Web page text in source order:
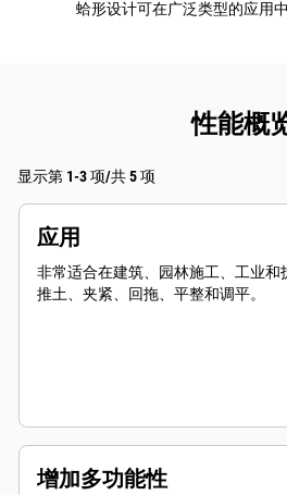
蛤形设计可在广泛类型的应用
性能概
显示第 1-3 项/共 5 项
应用
非常适合在建筑、园林施工、工业和
推土、夹紧、回拖、平整和调平。
增加多功能性